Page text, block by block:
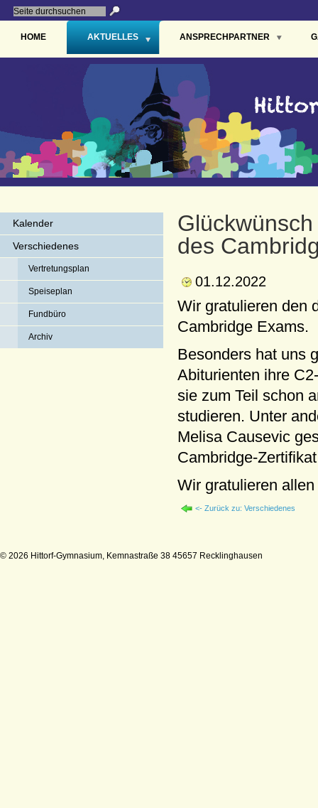
HOME AKTUELLES ANSPRECHPARTNER
Kalender
Verschiedenes
Vertretungsplan
Speiseplan
Fundbüro
Archiv
des
01.12.2022
Wir gratulieren den
Cambridge Exams.
Besonders hat uns
Abiturienten ihre
sie zum Teil schon
studieren. Unter
Melisa Causevic
Cambridge-
Wir gratulieren
<- Zurück zu: Verschiedenes
© 2026 Hittorf-Gymnasium, Kemnastraße 38 45657 Recklinghausen